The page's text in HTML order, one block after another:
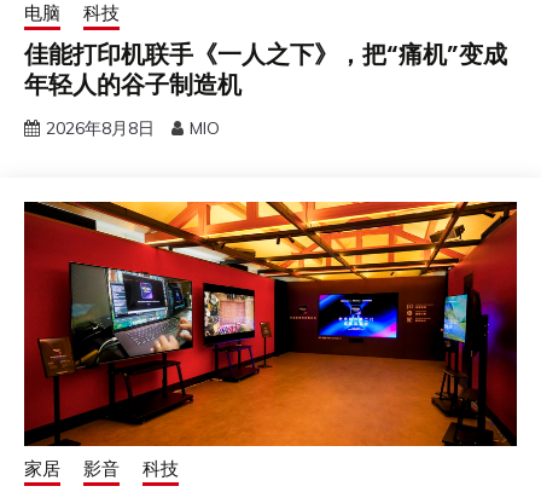
电脑 科技
佳能打印机联手《一人之下》，把“痛机”变成
年轻人的谷子制造机
2026年8月8日 MIO
家居 影音 科技